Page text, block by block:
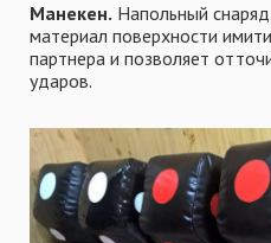
Манекен. Напольный
материал поверхности
партнера и позволяет
ударов.